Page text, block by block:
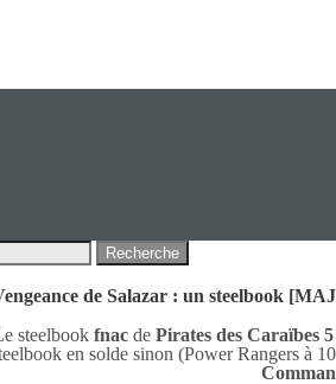
Recherche
de Salazar : un steelbook
steelbook fnac de Pirates des Caraïbes 5
en solde sinon (Power Rangers à